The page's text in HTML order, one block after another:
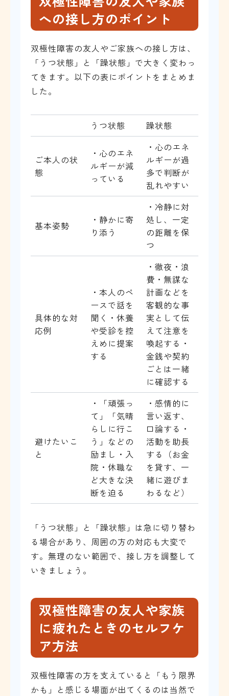
への接し方のポイント
双極性障害の友人やご家族への接し方は、
「うつ状態」と「躁状態」で大きく変わっ
てきます。以下の表にポイントをまとめま
した。
うつ状態 躁状態
ご本人の状
態
・心のエネ
ルギーが減
っている
・心のエネ
ルギーが過
多で判断が
乱れやすい
基本姿勢
・静かに寄
り添う
・冷静に対
処し、一定
の距離を保
つ
具体的な対
応例
・本人のペ
ースで話を
聞く・休養
や受診を控
えめに提案
する
・徹夜・浪
費・無謀な
計画などを
客観的な事
実として伝
えて注意を
喚起する・
金銭や契約
ごとは一緒
に確認する
避けたいこ
と
・「頑張っ
て」「気晴
らしに行こ
う」などの
励まし・入
院・休職な
ど大きな決
断を迫る
・感情的に
言い返す、
口論する・
活動を助長
する（お金
を貸す、一
緒に遊びま
わるなど）
「うつ状態」と「躁状態」は急に切り替わ
る場合があり、周囲の方の対応も大変で
す。無理のない範囲で、接し方を調整して
いきましょう。
双極性障害の友人や家族
に疲れたときのセルフケ
ア方法
双極性障害の方を支えていると「もう限界
かも」と感じる場面が出てくるのは当然で